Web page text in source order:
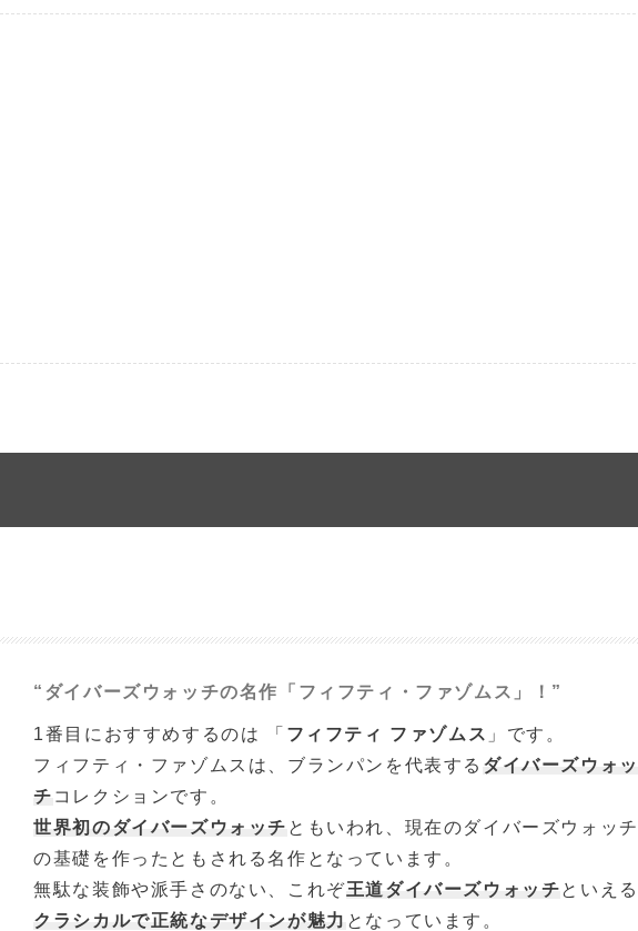
“ダイバーズウォッチの名作「フィフティ・ファゾムス」！”
1番目におすすめするのは 「 フィフティ ファゾムス 」です。
フィフティ・ファゾムスは、ブランパンを代表する ダイバーズウォッ
チ コレクションです。
世界初のダイバーズウォッチ ともいわれ、現在のダイバーズウォッチ
の基礎を作ったともされる名作となっています。
無駄な装飾や派手さのない、これぞ王道ダイバーズウォッチといえる
クラシカルで正統なデザインが魅力 となっています。